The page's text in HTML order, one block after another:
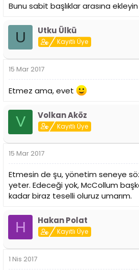
Bunu sabit başlıklar arasına
U Utku Ülkü
Kayıtlı Üye
15 Mar 2017
Etmez ama, evet
V Volkan Aköz
Kayıtlı Üye
15 Mar 2017
Etmesin de şu, yönetim seneye
yeter. Edeceği yok, McCollum
kadar biraz teselli oluruz umarım.
H Hakan Polat
Kayıtlı Üye
1 Nis 2017